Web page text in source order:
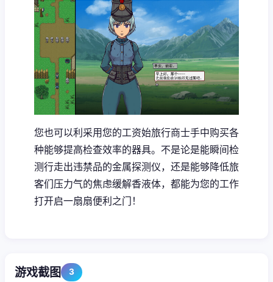
您也可以利采用您的工资始旅行商士手中购买各
种能够提高检查效率的器具。不是论是能瞬间检
测行走出违禁品的金属探测仪，还是能够降低旅
客们压力气的焦虑缓解香液体，都能为您的工作
打开启一扇扇便利之门！
游戏截图 3